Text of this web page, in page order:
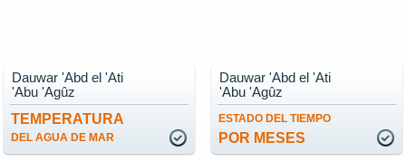
TEMPERATURA
DEL AGUA DE MAR
Dauwar 'Abd el 'Ati
'Abu 'Agûz
ESTADO DEL TIEMPO
POR MESES
Dauwar 'Abd el 'Ati
'Abu 'Agûz